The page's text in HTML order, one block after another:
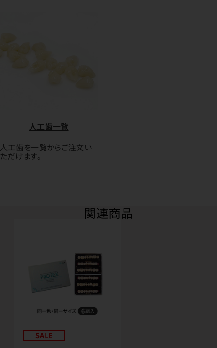
人工歯一覧
人工歯を一覧からご注文い
ただけます。
関連商品
SALE